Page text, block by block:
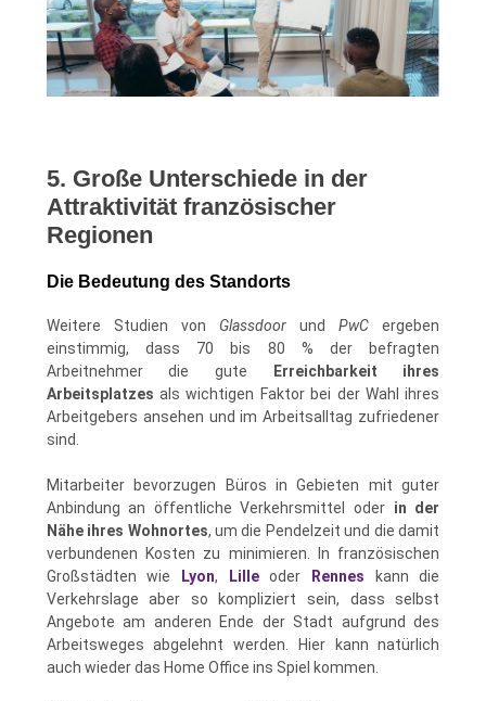
5. Große Unterschiede in der
Attraktivität französischer
Regionen
Die Bedeutung des Standorts
Weitere Studien von Glassdoor undPwC ergeben
einstimmig, dass 70 bis 80 % der befragten
Arbeitnehmer die gute
Erreichbarkeit ihres
Arbeitsplatzes als wichtigen Faktor bei der Wahl ihres
Arbeitgebers ansehen und im Arbeitsalltag zufriedener
sind.
Mitarbeiter bevorzugen Büros in Gebieten mit guter
Anbindung an öffentliche Verkehrsmittel oder in der
Nähe ihres Wohnortes, um die Pendelzeit und die damit
verbundenen Kosten zu minimieren. In französischen
Großstädten wie
Lyon, Lilleoder Rennes kann die
Verkehrslage aber so kompliziert sein, dass selbst
Angebote am anderen Ende der Stadt aufgrund des
Arbeitsweges abgelehnt werden. Hier kann natürlich
auch wieder das Home Office ins Spiel kommen.